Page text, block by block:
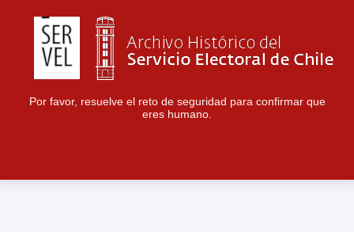
Por favor, resuelve el reto de seguridad para confirmar que
eres humano.